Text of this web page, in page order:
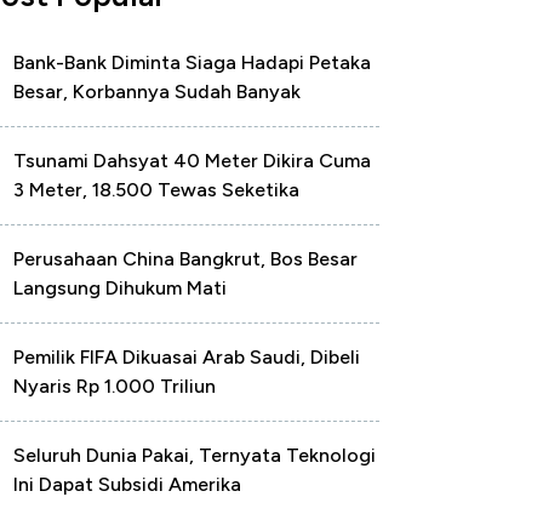
Bank-Bank Diminta Siaga Hadapi Petaka
Besar, Korbannya Sudah Banyak
Tsunami Dahsyat 40 Meter Dikira Cuma
3 Meter, 18.500 Tewas Seketika
Perusahaan China Bangkrut, Bos Besar
Langsung Dihukum Mati
Pemilik FIFA Dikuasai Arab Saudi, Dibeli
Nyaris Rp 1.000 Triliun
Seluruh Dunia Pakai, Ternyata Teknologi
Ini Dapat Subsidi Amerika